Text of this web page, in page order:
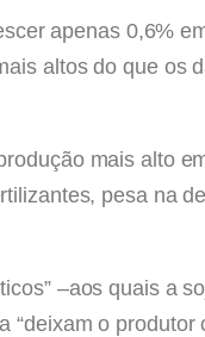
apenas 0,6%
altos do que os
mais alto
pesa na
–aos quais a
o